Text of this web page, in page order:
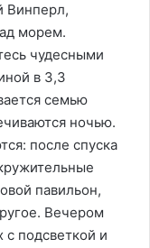
Винперл,
морем.
чудесными
в 3,3
семью
ночью.
после спуска
павильон,
Вечером
с подсветкой и